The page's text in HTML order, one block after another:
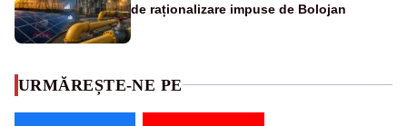
de raționalizare impuse de Bolojan
URMĂREȘTE-NE PE